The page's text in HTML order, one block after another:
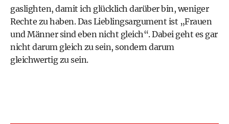
gaslighten, damit ich glücklich darüber bin, weniger
Rechte zu haben. Das Lieblingsargument ist „Frauen
und Männer sind eben nicht gleich“. Dabei geht es gar
nicht darum gleich zu sein, sondern darum
gleichwertig zu sein.